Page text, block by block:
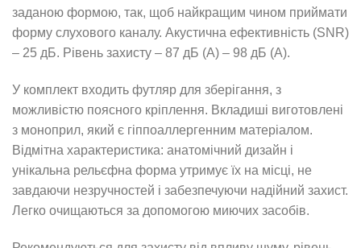
заданою формою, так, щоб найкращим чином приймати
форму слухового каналу. Акустична ефективність (SNR)
– 25 дБ. Рівень захисту – 87 дБ (A) – 98 дБ (A).
У комплект входить футляр для зберігання, з
можливістю поясного кріплення. Вкладиші виготовлені
з моноприл, який є гіппоаллергенним матеріалом.
Відмітна характеристика: анатомічний дизайн і
унікальна рельєфна форма утримує їх на місці, не
завдаючи незручностей і забезпечуючи надійний захист.
Легко очищаються за допомогою миючих засобів.